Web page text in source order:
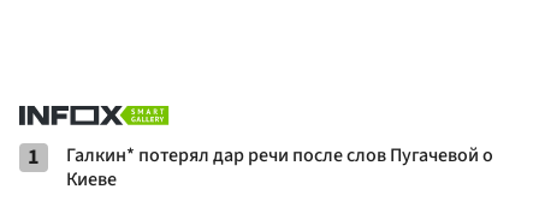
1
Галкин* потерял дар речи после слов Пугачевой о
Киеве